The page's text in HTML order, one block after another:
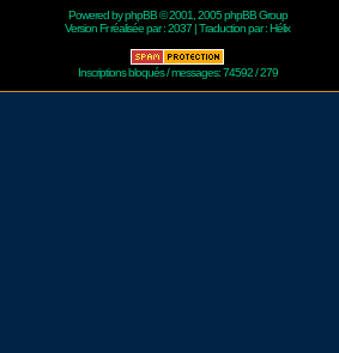
Powered byphpBB© 2001, 2005 phpBB Group
Version Fr réalisée par :2037 | Traduction par :Hélix
Inscriptions bloqués / messages: 74592 / 279